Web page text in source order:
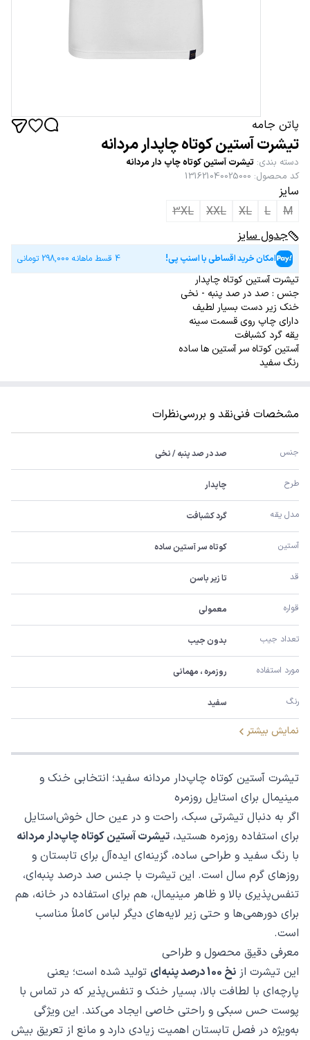
پاتن جامه
تیشرت آستین کوتاه چاپدار مردانه
دسته بندی: تیشرت آستین کوتاه چاپ دار مردانه
کد محصول:
131621040025000
سایز
M
L
XL
XXL
3XL
جدول سایز
امکان خرید اقساطی با اسنپ پی! 4 قسط ماهانه 298,000 تومانی
تیشرت آستین کوتاه چاپدار
جنس : صد در صد پنبه - نخی
خنک زیر دست بسیار لطیف
دارای چاپ روی قسمت سینه
یقه گرد کشبافت
آستین کوتاه سر آستین ها ساده
رنگ سفید
مشخصات فنینقد و بررسینظرات
جنس صد در صد پنبه / نخی
طرح چاپدار
مدل یقه گرد کشبافت
آستین کوتاه سر آستین ساده
قد تا زیر باسن
قواره معمولی
تعداد جیب بدون جیب
مورد استفاده روزمره ، مهمانی
رنگ سفید
نمایش بیشتر
تیشرت آستین کوتاه چاپ‌دار مردانه سفید؛ انتخابی خنک و
مینیمال برای استایل روزمره
اگر به دنبال تیشرتی سبک، راحت و در عین حال خوش‌استایل
برای استفاده روزمره هستید، تیشرت آستین کوتاه چاپ‌دار مردانه
با رنگ سفید و طراحی ساده، گزینه‌ای ایده‌آل برای تابستان و
روزهای گرم سال است. این تیشرت با جنس صد درصد پنبه‌ای،
تنفس‌پذیری بالا و ظاهر مینیمال، هم برای استفاده در خانه، هم
برای دورهمی‌ها و حتی زیر لایه‌های دیگر لباس کاملاً مناسب
است.
معرفی دقیق محصول و طراحی
این تیشرت از نخ 100 درصد پنبه‌ای
تولید شده است؛ یعنی
پارچه‌ای با لطافت بالا، بسیار خنک و تنفس‌پذیر که در تماس با
پوست حس سبکی و راحتی خاصی ایجاد می‌کند. این ویژگی
به‌ویژه در فصل تابستان اهمیت زیادی دارد و مانع از تعریق بیش